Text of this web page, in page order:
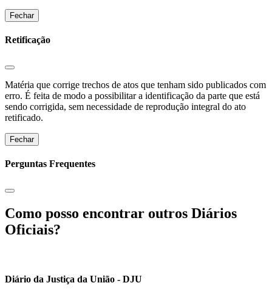
Fechar
Retificação
Matéria que corrige trechos de atos que tenham sido publicados com
erro. É feita de modo a possibilitar a identificação da parte que está
sendo corrigida, sem necessidade de reprodução integral do ato
retificado.
Fechar
Perguntas Frequentes
Como posso encontrar outros Diários
Oficiais?
Diário da Justiça da União - DJU